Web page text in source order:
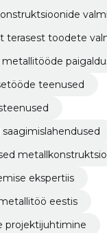
terasest toodete
teenused
ekspertiis
eestis
projektijuhtimine